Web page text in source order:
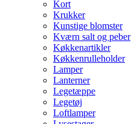
Kort
Krukker
Kunstige blomster
Kværn salt og peber
Køkkenartikler
Køkkenrulleholder
Lamper
Lanterner
Legetæppe
Legetøj
Loftlamper